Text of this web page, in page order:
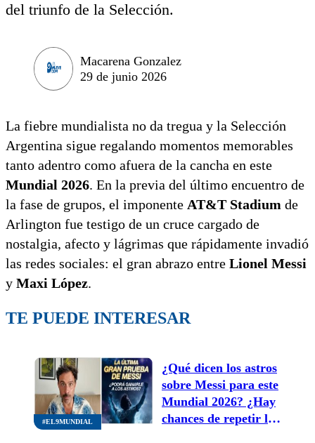
del triunfo de la Selección.
Macarena Gonzalez
29 de junio 2026
La fiebre mundialista no da tregua y la Selección
Argentina sigue regalando momentos memorables
tanto adentro como afuera de la cancha en este
Mundial 2026. En la previa del último encuentro de
la fase de grupos, el imponente AT&T Stadium de
Arlington fue testigo de un cruce cargado de
nostalgia, afecto y lágrimas que rápidamente invadió
las redes sociales: el gran abrazo entre Lionel Messi
y Maxi López.
TE PUEDE INTERESAR
#EL9MUNDIAL
¿Qué dicen los astros
sobre Messi para este
Mundial 2026? ¿Hay
chances de repetir lo